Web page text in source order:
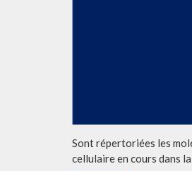
Sont répertoriées les
cellulaire en cours dans